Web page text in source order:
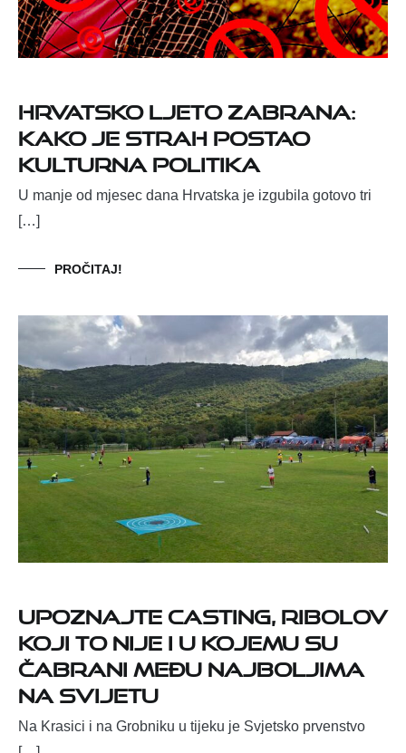
Hrvatsko ljeto zabrana:
kako je strah postao
kulturna politika
U manje od mjesec dana Hrvatska je izgubila gotovo tri
[…]
PROČITAJ!
UPOZNAJTE CASTING, RIBOLOV
KOJI TO NIJE I U KOJEMU SU
ČABRANI MEĐU NAJBOLJIMA
NA SVIJETU
Na Krasici i na Grobniku u tijeku je Svjetsko prvenstvo